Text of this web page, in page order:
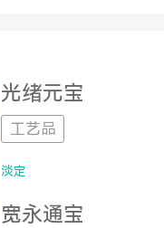
光绪元宝
工艺品
淡定
宽永通宝